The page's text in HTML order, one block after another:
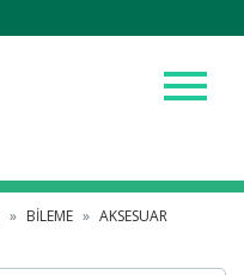
menu
BİLEME
AKSESUAR